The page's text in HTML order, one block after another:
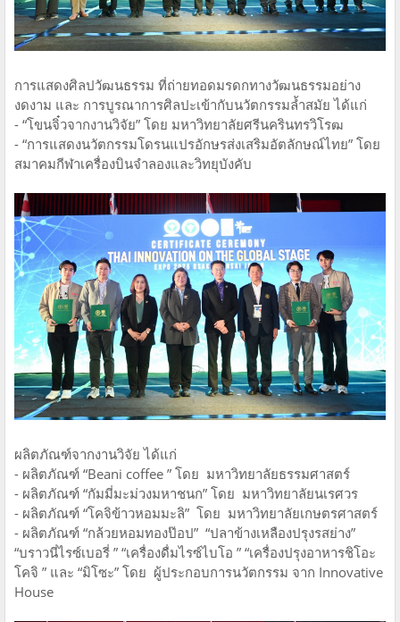
การแสดงศิลปวัฒนธรรม ที่ถ่ายทอดมรดกทางวัฒนธรรมอย่าง
งดงาม และ การบูรณาการศิลปะเข้ากับนวัตกรรมล้ำสมัย ได้แก่
- “โขนจิ๋วจากงานวิจัย” โดย มหาวิทยาลัยศรีนครินทรวิโรฒ
- “การแสดงนวัตกรรมโดรนแปรอักษรส่งเสริมอัตลักษณ์ไทย” โดย
สมาคมกีฬาเครื่องบินจำลองและวิทยุบังคับ
ผลิตภัณฑ์จากงานวิจัย ได้แก่
- ผลิตภัณฑ์ “Beani coffee ” โดย มหาวิทยาลัยธรรมศาสตร์
- ผลิตภัณฑ์ “กัมมี่มะม่วงมหาชนก” โดย มหาวิทยาลัยนเรศวร
- ผลิตภัณฑ์ “โคจิข้าวหอมมะลิ” โดย มหาวิทยาลัยเกษตรศาสตร์
- ผลิตภัณฑ์ “กล้วยหอมทองป๊อป” “ปลาข้างเหลืองปรุงรสย่าง”
“บราวนี่ไรซ์เบอรี่ ” “เครื่องดื่มไรซ์ไบโอ ” “เครื่องปรุงอาหารชิโอะ
โคจิ ” และ “มิโซะ” โดย ผู้ประกอบการนวัตกรรม จาก Innovative
House